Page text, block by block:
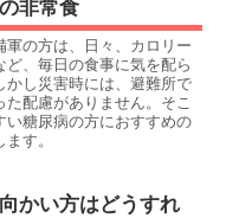
非常食
の方は、日々、カロリー
、毎日の食事に気を配ら
かし災害時には、避難所で
配慮がありません。そこ
い糖尿病の方におすすめの
す。
かい方はどうすれ